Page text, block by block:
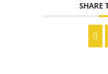
SHARE